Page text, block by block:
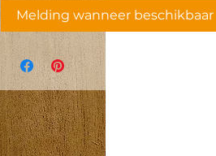
Melding wanneer beschikbaar